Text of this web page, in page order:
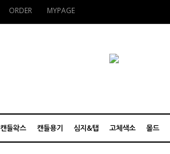
ORDER MYPAGE
캔들왁스 캔들용기 심지&탭 고체색소 몰드